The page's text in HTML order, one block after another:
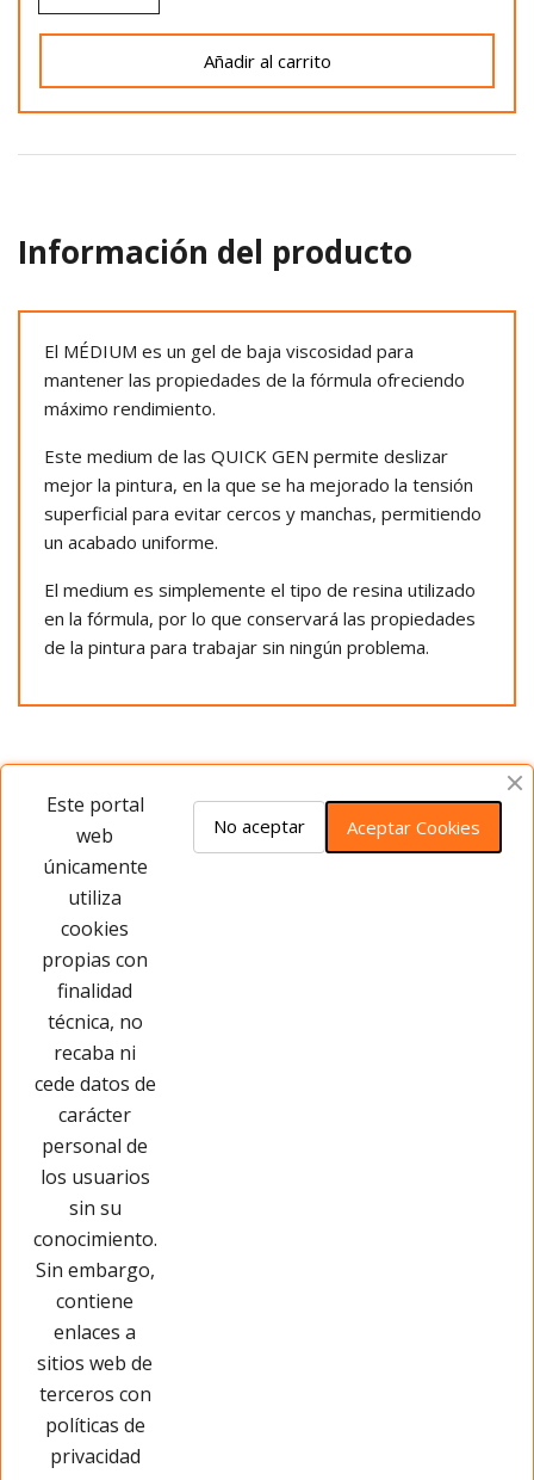
Añadir al carrito
Información del producto
El MÉDIUM es un gel de baja viscosidad para
mantener las propiedades de la fórmula ofreciendo
máximo rendimiento.
Este medium de las QUICK GEN permite deslizar
mejor la pintura, en la que se ha mejorado la tensión
superficial para evitar cercos y manchas, permitiendo
un acabado uniforme.
El medium es simplemente el tipo de resina utilizado
en la fórmula, por lo que conservará las propiedades
de la pintura para trabajar sin ningún problema.
Opiniones del producto
Este producto no tiene opiniones ¡Sé
Páginas Legales
Este portal
web
únicamente
utiliza
cookies
propias con
finalidad
técnica, no
recaba ni
cede datos de
carácter
personal de
los usuarios
sin su
conocimiento.
Sin embargo,
contiene
enlaces a
sitios web de
terceros con
políticas de
privacidad
Aceptar Cookies
No aceptar